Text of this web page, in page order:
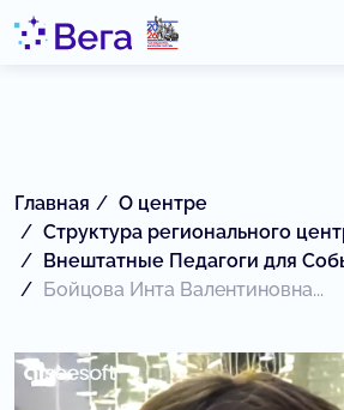
Главная
О центре
Структура регионального
Внештатные Педагоги для
Бойцова Инта Валентиновна...